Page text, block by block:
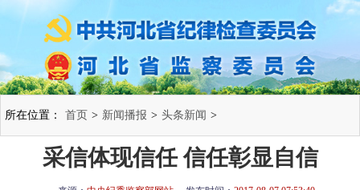
所在位置： 首页 > 新闻播报 > 头条新闻 >
采信体现信任 信任彰显自信